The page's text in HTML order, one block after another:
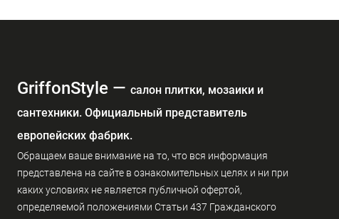
GriffonStyle — cалон плитки, мозаики и
сантехники. Официальный представитель
европейских фабрик.
Обращаем ваше внимание на то, что вся информация
представлена на сайте в ознакомительных целях и ни при
каких условиях не является публичной офертой,
определяемой положениями Статьи 437 Гражданского